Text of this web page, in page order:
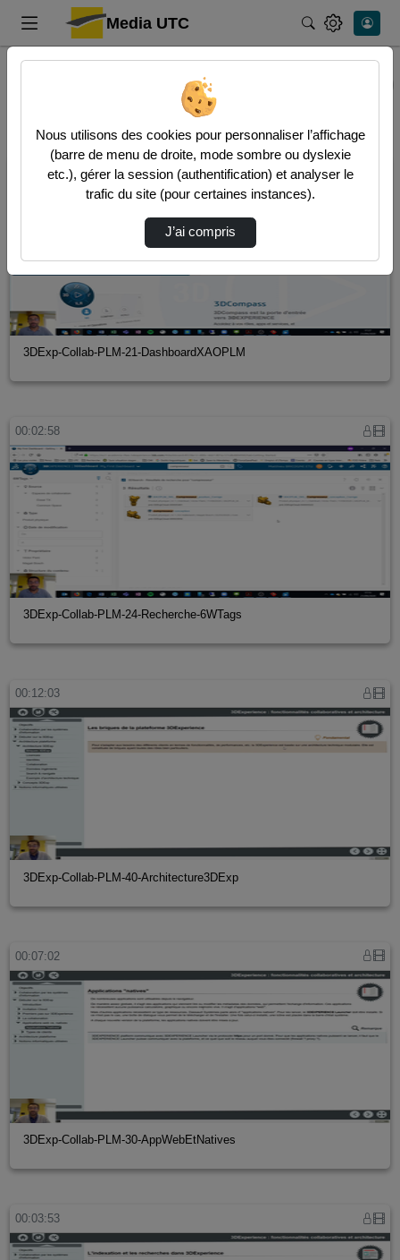
Media UTC Rechercher
15 vidéos trouvées
00:02:26
3DExp-Collab-PLM-21-DashboardXAOPLM
00:02:58
3DExp-Collab-PLM-24-Recherche-6WTags
00:12:03
3DExp-Collab-PLM-40-Architecture3DExp
00:07:02
3DExp-Collab-PLM-30-AppWebEtNatives
00:03:53
Nous utilisons des cookies pour personnaliser l’affichage
(barre de menu de droite, mode sombre ou dyslexie
etc.), gérer la session (authentification) et analyser le
trafic du site (pour certaines instances).
J’ai compris